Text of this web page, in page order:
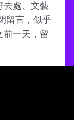
去處、文藝
留言，似乎
前一天，留